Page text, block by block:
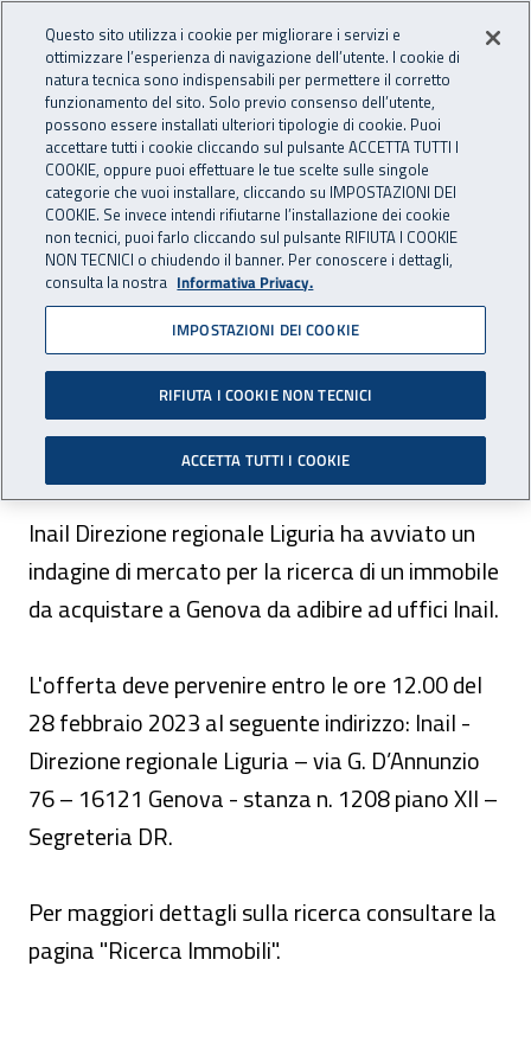
INAIL - Istituto Nazionale
Apri cerca
Navigazione principale
Navigazione - Ti trovi in:
Home Inail comunica Avvisi
Dr Liguria: indagine di
mercato acquisto immobile
per la sede di Genova
Scade alla ore 12.00 del 28 febbraio 2023 il
termine per la presentazione delle offerte.
Inail Direzione regionale Liguria ha avviato un
indagine di mercato per la ricerca di un immobile
da acquistare a Genova da adibire ad uffici Inail.
L'offerta deve pervenire entro le ore 12.00 del
28 febbraio 2023 al seguente indirizzo: Inail -
Direzione regionale Liguria – via G. D’Annunzio
76 – 16121 Genova - stanza n. 1208 piano XII –
Segreteria DR.
Per maggiori dettagli sulla ricerca consultare la
pagina "Ricerca Immobili".
Questo sito utilizza i cookie per migliorare i servizi e
ottimizzare l’esperienza di navigazione dell’utente. I cookie di
natura tecnica sono indispensabili per permettere il corretto
funzionamento del sito. Solo previo consenso dell’utente,
possono essere installati ulteriori tipologie di cookie. Puoi
accettare tutti i cookie cliccando sul pulsante ACCETTA TUTTI I
COOKIE, oppure puoi effettuare le tue scelte sulle singole
categorie che vuoi installare, cliccando su IMPOSTAZIONI DEI
COOKIE. Se invece intendi rifiutarne l’installazione dei cookie
non tecnici, puoi farlo cliccando sul pulsante RIFIUTA I COOKIE
NON TECNICI o chiudendo il banner. Per conoscere i dettagli,
consulta la nostra Informativa Privacy.
IMPOSTAZIONI DEI COOKIE
RIFIUTA I COOKIE NON TECNICI
ACCETTA TUTTI I COOKIE